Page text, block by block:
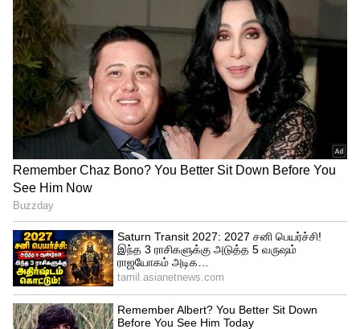
இயக்குனர் ஷங்கரின் சிஷ்யனுடன்
கூட்டணி அமைத்த நயன்தாரா -
அனல்பறக்க வந்த அப்டேட்